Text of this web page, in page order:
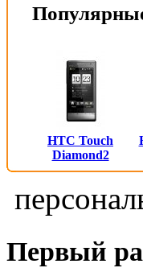
HTC Touch
Diamond2
Первый